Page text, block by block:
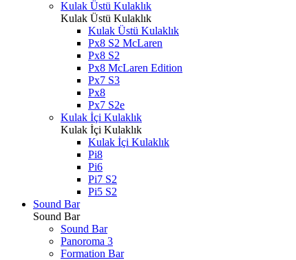
Kulak Üstü Kulaklık
Kulak Üstü Kulaklık
Kulak Üstü Kulaklık
Px8 S2 McLaren
Px8 S2
Px8 McLaren Edition
Px7 S3
Px8
Px7 S2e
Kulak İçi Kulaklık
Kulak İçi Kulaklık
Kulak İçi Kulaklık
Pi8
Pi6
Pi7 S2
Pi5 S2
Sound Bar
Sound Bar
Sound Bar
Panoroma 3
Formation Bar